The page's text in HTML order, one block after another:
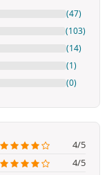
(47)
(103)
(14)
(1)
(0)
4/5
4/5